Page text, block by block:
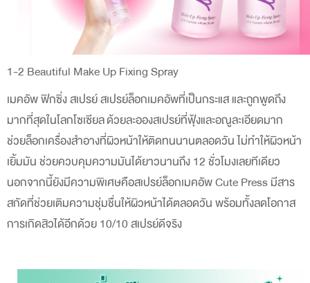
1-2 Beautiful Make Up Fixing Spray
เมคอัพ ฟิกซิ่ง สเปรย์ สเปรย์ล็อกเมคอัพที่เป็นกระแส และถูกพูดถึง
มากที่สุดในโลกโซเซียลด้วยละอองสเปรย์ที่ฟุ้งและอณูละเอียดมาก
ช่วยล็อกเครื่องสำอางที่ผิวหน้าให้ติดทนนานตลอดวัน ไม่ทำให้ผิวหน้า
เยิ้มมัน ช่วยควบคุมความมันได้ยาวนานถึง 12 ชั่วโมงเลยทีเดียว
นอกจากนี้ยังมีความพิเศษคือสเปรย์ล็อกเมคอัพ Cute Press มีสาร
สกัดที่ช่วยเติมความชุ่มชื่นให้ผิวหน้าได้ตลอดวัน พร้อมทั้งลดโอกาส
การเกิดสิวได้อีกด้วย 10/10 สเปรย์ดีจริง